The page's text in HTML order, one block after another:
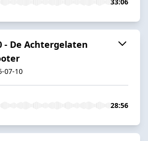
- De Achtergelaten
07-10
28:56